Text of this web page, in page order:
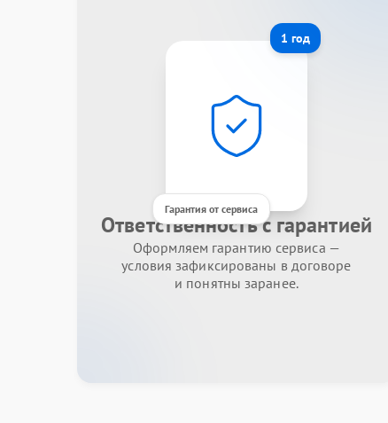
1 год
Гарантия от сервиса
Ответственность с гарантией
Оформляем гарантию сервиса —
условия зафиксированы в договоре
и понятны заранее.